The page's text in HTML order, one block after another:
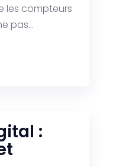
les compteurs
pas...
: